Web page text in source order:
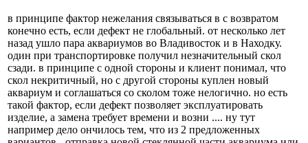
в принципе фактор нежелания связываться в с возвратом
конечно есть, если дефект не глобальный. от несколько лет
назад ушло пара аквариумов во Владивосток и в Находку.
один при транспортировке получил незначительный скол
сзади. в принципе с одной стороны и клиент понимал, что
скол некритичный, но с другой стороны куплен новый
аквариум и соглашаться со сколом тоже нелогично. но есть
такой фактор, если дефект позволяет эксплуатировать
изделие, а замена требует времени и возни .... ну тут
например дело ончилось тем, что из 2 предложенных